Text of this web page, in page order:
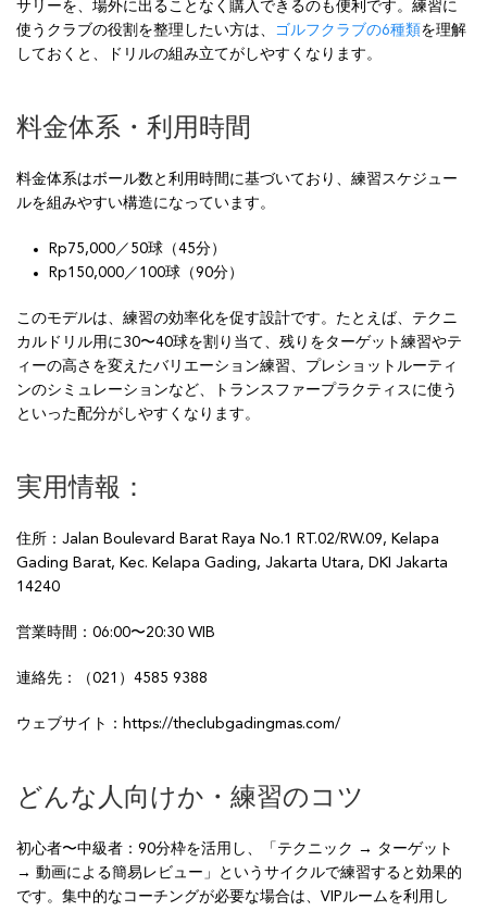
サリーを、場外に出ることなく購入できるのも便利です。練習に
使うクラブの役割を整理したい方は、
ゴルフクラブの6種類を理解
しておくと、ドリルの組み立てがしやすくなります。
料金体系・利用時間
料金体系はボール数と利用時間に基づいており、練習スケジュー
ルを組みやすい構造になっています。
Rp75,000／50球（45分）
Rp150,000／100球（90分）
このモデルは、練習の効率化を促す設計です。たとえば、テクニ
カルドリル用に30〜40球を割り当て、残りをターゲット練習やテ
ィーの高さを変えたバリエーション練習、プレショットルーティ
ンのシミュレーションなど、トランスファープラクティスに使う
といった配分がしやすくなります。
実用情報：
住所：Jalan Boulevard Barat Raya No.1 RT.02/RW.09, Kelapa
Gading Barat, Kec. Kelapa Gading, Jakarta Utara, DKI Jakarta
14240
営業時間：06:00〜20:30 WIB
連絡先：（021）4585 9388
ウェブサイト：https://theclubgadingmas.com/
どんな人向けか・練習のコツ
初心者〜中級者：90分枠を活用し、「テクニック → ターゲット
→ 動画による簡易レビュー」というサイクルで練習すると効果的
です。集中的なコーチングが必要な場合は、VIPルームを利用し